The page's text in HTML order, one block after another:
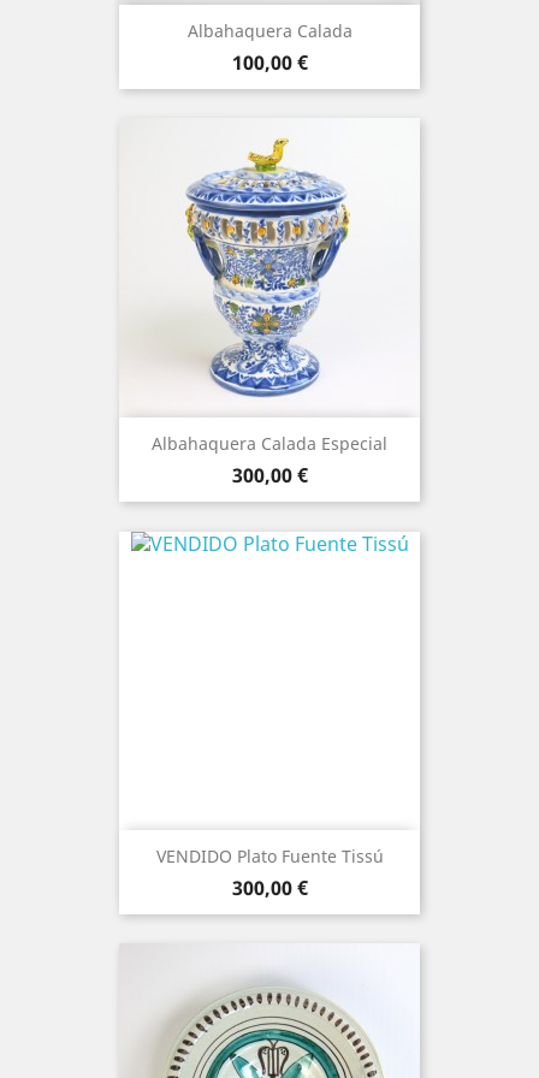
Albahaquera Calada
Precio
100,00 €
Albahaquera Calada Especial
Precio
300,00 €
VENDIDO Plato Fuente Tissú
Precio
300,00 €